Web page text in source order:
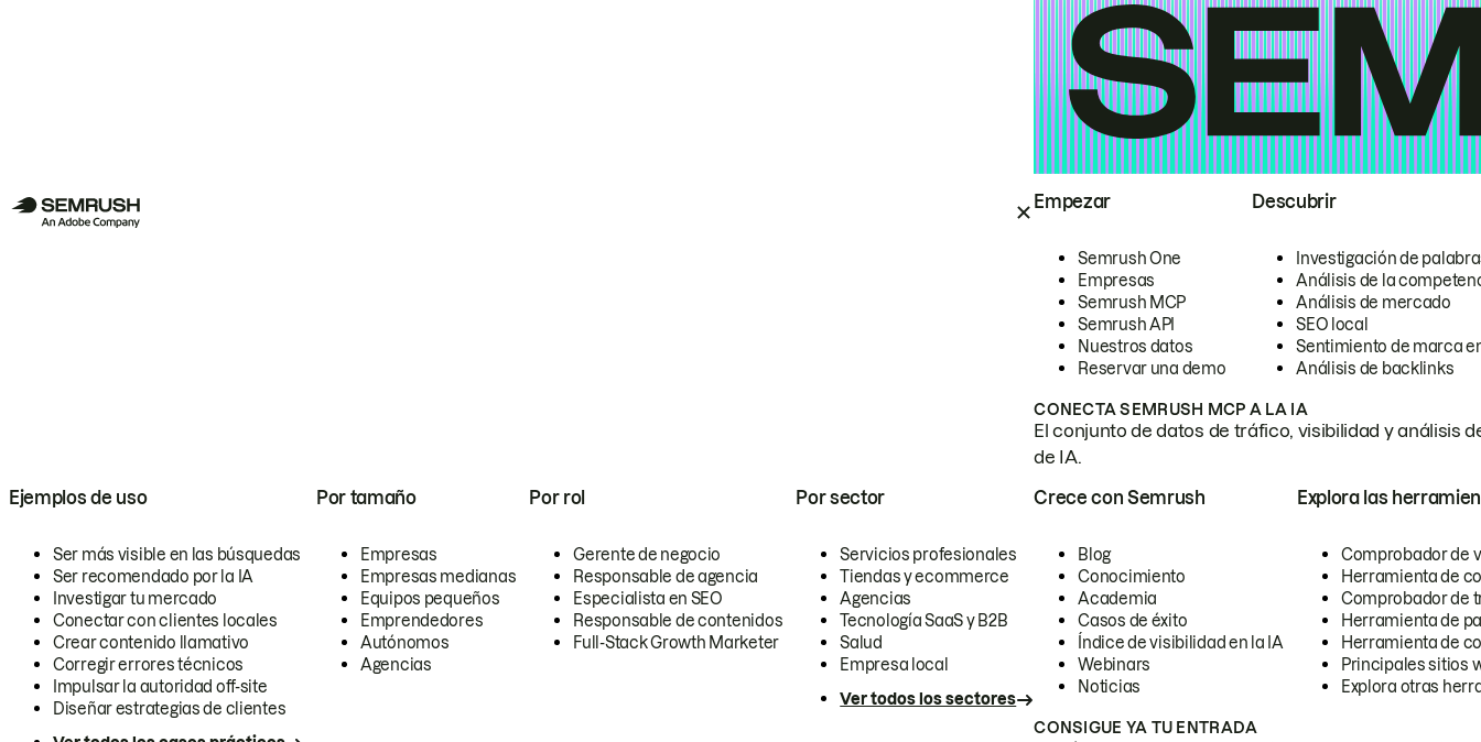
Empezar
Semrush One
Empresas
Semrush MCP
Semrush API
Nuestros datos
Reservar una demo
Descubrir
Investigación de
Análisis de la
Análisis de mercado
SEO local
Sentimiento de marca
Análisis de backlinks
CONECTA SEMRUSH MCP A LA IA
El conjunto de datos de tráfico, visibilidad y análisis
de IA.
Ejemplos de uso
Ser más visible en las búsquedas
Ser recomendado por la IA
Investigar tu mercado
Conectar con clientes locales
Crear contenido llamativo
Corregir errores técnicos
Impulsar la autoridad off-site
Diseñar estrategias de clientes
Por tamaño
Empresas
Empresas medianas
Equipos pequeños
Emprendedores
Autónomos
Agencias
Por rol
Gerente de negocio
Responsable de agencia
Especialista en SEO
Responsable de contenidos
Full-Stack Growth Marketer
Por sector
Servicios profesionales
Tiendas y ecommerce
Agencias
Tecnología SaaS y B2B
Salud
Empresa local
Ver todos los sectores
Crece con Semrush
Blog
Conocimiento
Academia
Casos de éxito
Índice de visibilidad en la IA
Webinars
Noticias
Explora las
Comprobador de
Herramienta de
Comprobador de
Herramienta de
Herramienta de
Principales sitios
Explora otras
CONSIGUE YA TU ENTRADA